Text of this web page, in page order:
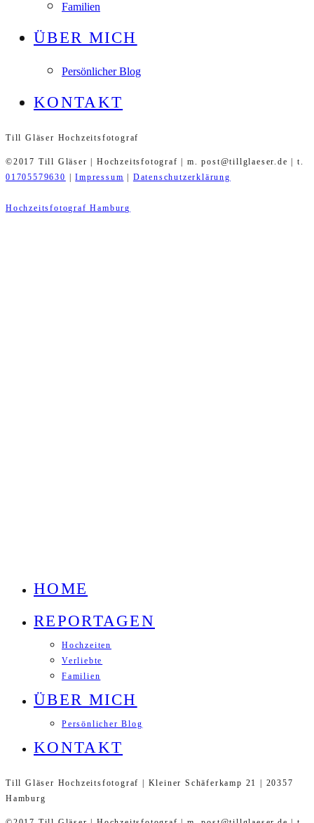
Familien
ÜBER MICH
Persönlicher Blog
KONTAKT
Till Gläser Hochzeitsfotograf
©2017 Till Gläser | Hochzeitsfotograf | m. post@tillglaeser.de | t.
01705579630
|Impressum Datenschutzerklärung
Hochzeitsfotograf Hamburg
HOME
REPORTAGEN
Hochzeiten
Verliebte
Familien
ÜBER MICH
Persönlicher Blog
KONTAKT
Till Gläser Hochzeitsfotograf | Kleiner Schäferkamp 21 | 20357
Hamburg